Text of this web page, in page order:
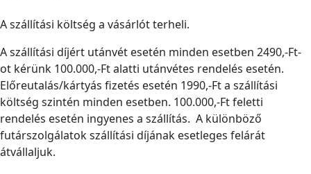
A szállítási költség a vásárlót terheli.
A szállítási díjért utánvét esetén minden esetben 2490,-Ft-
ot kérünk 100.000,-Ft alatti utánvétes rendelés esetén.
Előreutalás/kártyás fizetés esetén 1990,-Ft a szállítási
költség szintén minden esetben. 100.000,-Ft feletti
rendelés esetén ingyenes a szállítás. A különböző
futárszolgálatok szállítási díjának esetleges felárát
átvállaljuk.